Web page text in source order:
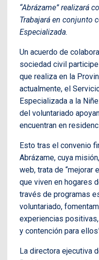
“Abrázame” realizará
Trabajará en conjunto
Especializada.
Un acuerdo de
sociedad civil
que realiza en la
actualmente, el
Especializada a la
del voluntariado
encuentran en
Esto tras el convenio
Abrázame, cuya
web, trata de “mejorar
que viven en hogares
través de programas
voluntariado,
experiencias
y contención para
La directora ejecutiva